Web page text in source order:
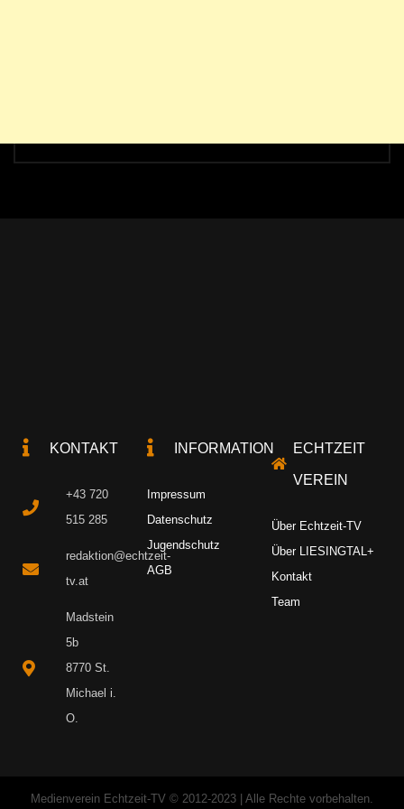
KONTAKT
+43 720
515 285
redaktion@echtzeit-
tv.at
Madstein
5b
8770 St.
Michael i.
O.
INFORMATION
Impressum
Datenschutz
Jugendschutz
AGB
ECHTZEIT
VEREIN
Über Echtzeit-TV
Über LIESINGTAL+
Kontakt
Team
Medienverein Echtzeit-TV © 2012-2023 | Alle Rechte vorbehalten.